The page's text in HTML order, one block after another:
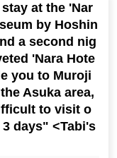
at the 'Nar
by Hoshin
a second nig
'Nara Hote
you to Muroji
Asuka area,
to visit o
days" <Tabi's